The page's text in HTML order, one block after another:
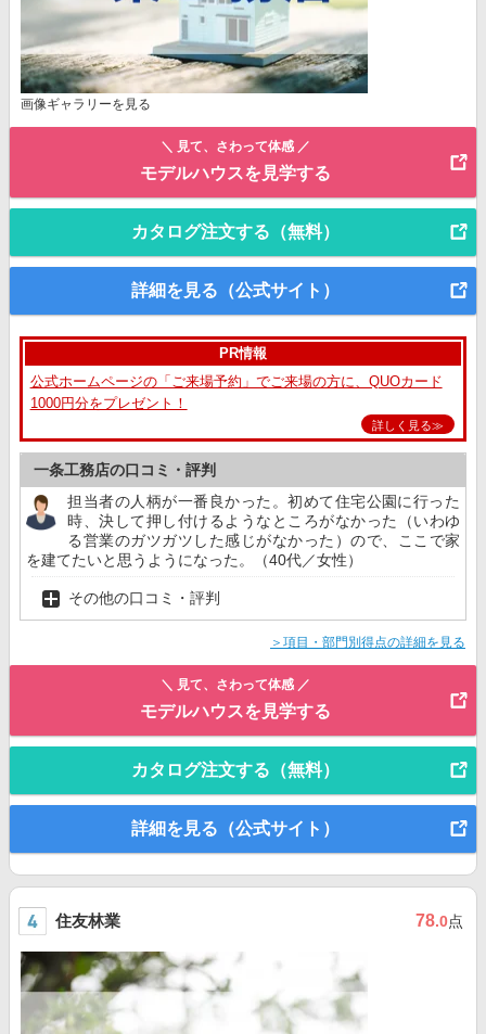
画像ギャラリーを見る
＼ 見て、さわって体感 ／
モデルハウスを見学する
カタログ注文する（無料）
詳細を見る（公式サイト）
PR情報
公式ホームページの「ご来場予約」でご来場の方に、QUOカード
1000円分をプレゼント！
詳しく見る≫
一条工務店の口コミ・評判
担当者の人柄が一番良かった。初めて住宅公園に行った
時、決して押し付けるようなところがなかった（いわゆ
る営業のガツガツした感じがなかった）ので、ここで家
を建てたいと思うようになった。（40代／女性）
その他の口コミ・評判
＞項目・部門別得点の詳細を見る
＼ 見て、さわって体感 ／
モデルハウスを見学する
カタログ注文する（無料）
詳細を見る（公式サイト）
住友林業 78.0点